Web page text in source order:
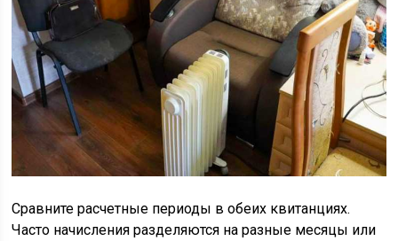
Сравните расчетные периоды в обеих квитанциях.
Часто начисления разделяются на разные месяцы или